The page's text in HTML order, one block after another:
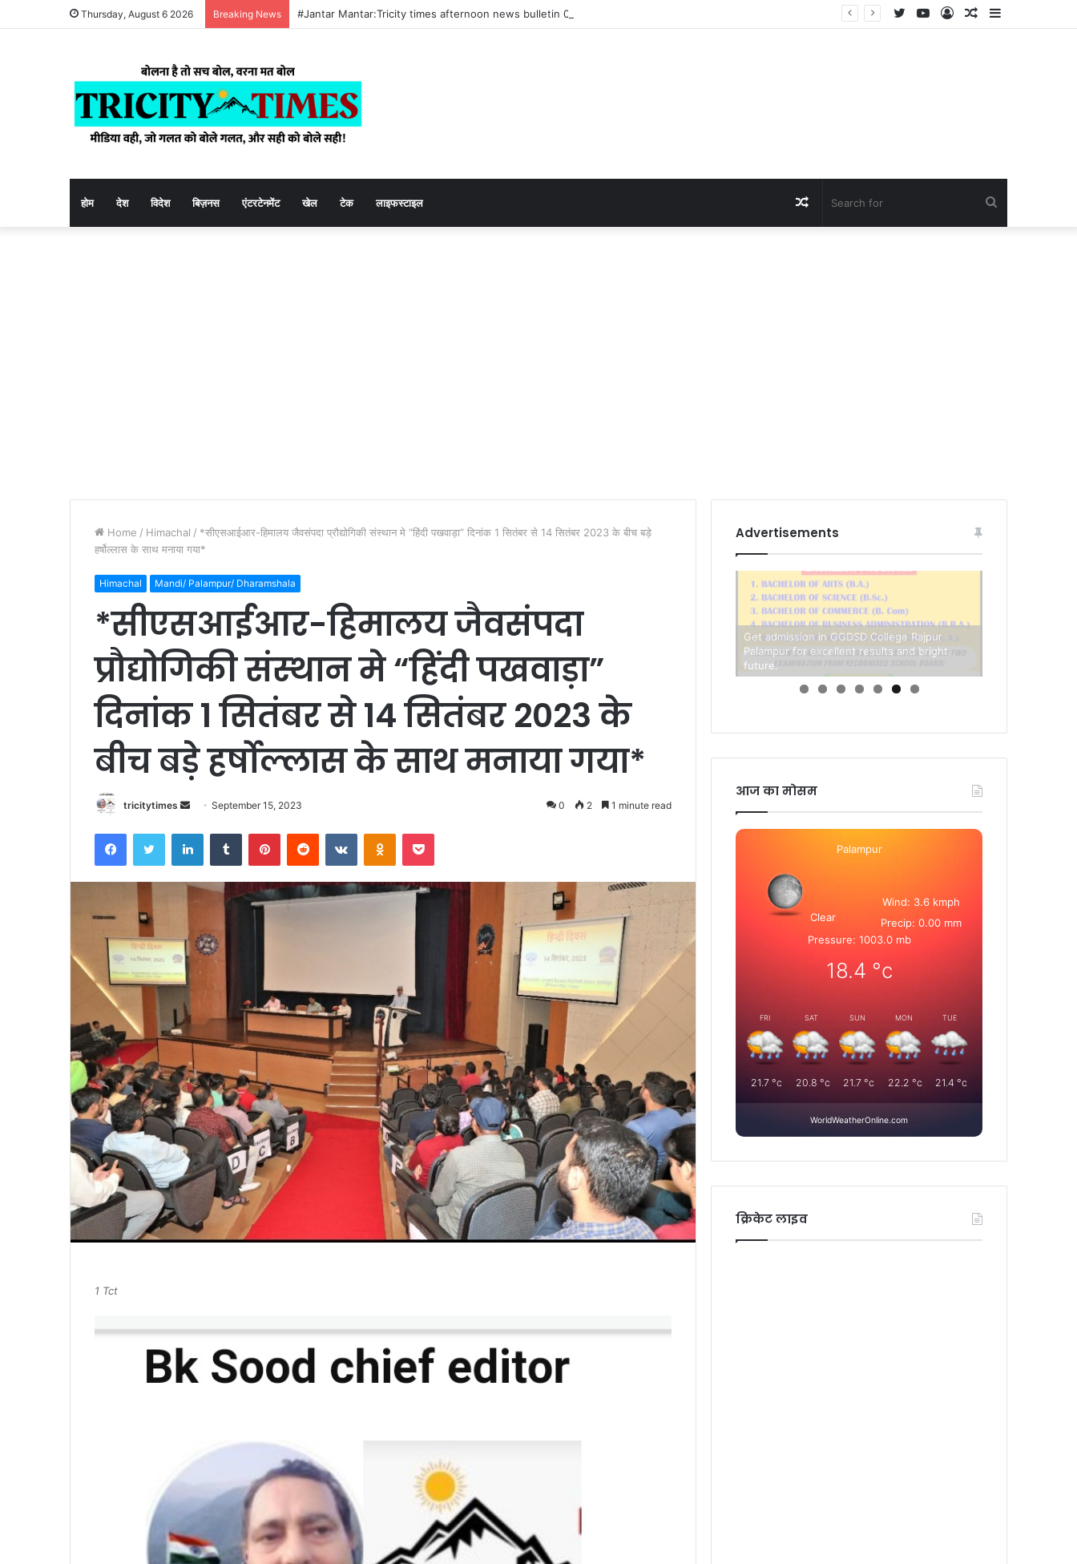
Thursday, August 6 2026 Breaking News #Jantar Mantar:Tricity times afternoon news bulletin 03 August 2026 Sidebar
Random
Log
YouTube
Twitter
होम देश विदेश बिज़नस एंटरटेनमेंट खेल टेक लाइफस्टाइल Random
Home / Himachal / *सीएसआईआर-हिमालय जैवसंपदा प्रौद्योगिकी संस्‍थान मे “हिंदी पखवाड़ा” दिनांक 1 सितंबर से 14 सितंबर 2023 के बीच बड़े
हर्षोल्लास के साथ मनाया गया*
Himachal Mandi/ Palampur/ Dharamshala
*सीएसआईआर-हिमालय जैवसंपदा
प्रौद्योगिकी संस्‍थान मे “हिंदी पखवाड़ा”
दिनांक 1 सितंबर से 14 सितंबर 2023 के
बीच बड़े हर्षोल्लास के साथ मनाया गया*
tricitytimes
Send September 15, 2023 0 2 1 minute read
FacebookTwitter LinkedInTumblr PinterestReddit VKontakteOdnoklassniki
Pocket
1 Tct
Advertisements
Get admission in GGDSD College Rajpur
Palampur for excellent results and bright
future.
आज का मोसम
Palampur
Clear
Wind: 3.6 kmph
Precip: 0.00 mm
Pressure: 1003.0 mb
18.4 °c
FRI
21.7 °c
SAT
20.8 °c
SUN
21.7 °c
MON
22.2 °c
TUE
21.4 °c
WorldWeatherOnline.com
क्रिकेट लाइव